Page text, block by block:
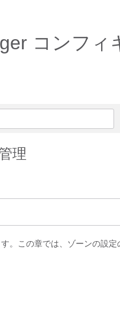
コンフ
理
。この章では、ゾーンの設定